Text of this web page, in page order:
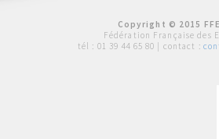
Copyright © 2015
Fédération Française des
tél : 01 39 44 65 80 | contact :